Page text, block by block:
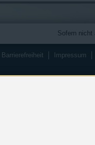
Sofern nicht
Barrierefreiheit Impressum